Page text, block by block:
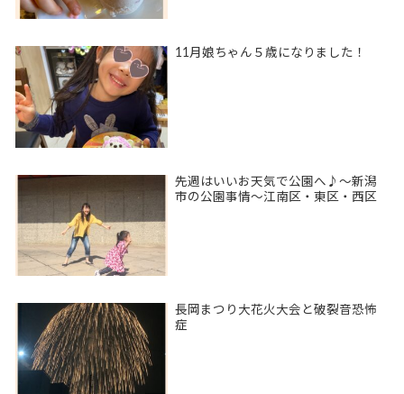
11月娘ちゃん５歳になりました！
先週はいいお天気で公園へ♪〜新潟
市の公園事情〜江南区・東区・西区
長岡まつり大花火大会と破裂音恐怖
症